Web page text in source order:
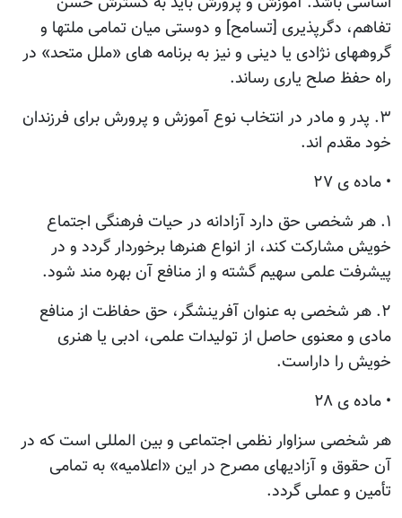
تفاهم، دگرپذیری [تسامح] و دوستی میان تمامی ملتها و
گروههای نژادی یا دینی و نیز به برنامه های «ملل متحد» در
راه حفظ صلح یاری رساند.
۳. پدر و مادر در انتخاب نوع آموزش و پرورش برای فرزندان
خود مقدم اند.
• ماده ی ۲۷
۱. هر شخصی حق دارد آزادانه در حیات فرهنگی اجتماع
خویش مشارکت کند، از انواع هنرها برخوردار گردد و در
پیشرفت علمی سهیم گشته و از منافع آن بهره مند شود.
۲. هر شخصی به عنوان آفرینشگر، حق حفاظت از منافع
مادی و معنوی حاصل از تولیدات علمی، ادبی یا هنری
خویش را داراست.
• ماده ی ۲۸
هر شخصی سزاوار نظمی اجتماعی و بین المللی است که در
آن حقوق و آزادیهای مصرح در این «اعلامیه» به تمامی
تأمین و عملی گردد.